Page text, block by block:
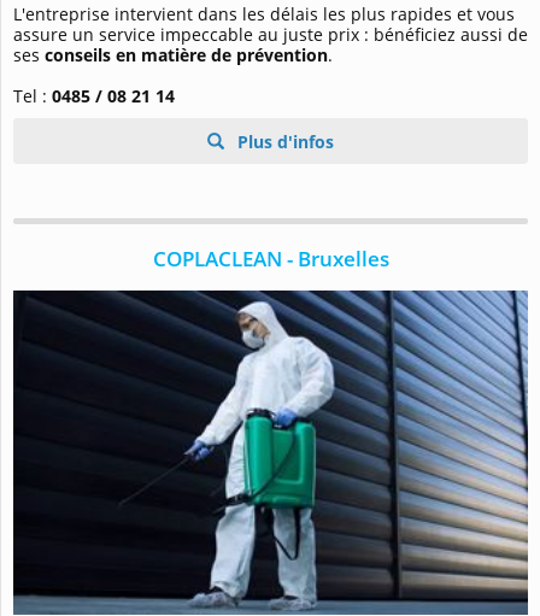
L'entreprise intervient dans les délais les plus rapides et vous
assure un service impeccable au juste prix : bénéficiez aussi de
ses conseils en matière de prévention.
Tel : 0485 / 08 21 14
Plus d'infos
COPLACLEAN - Bruxelles